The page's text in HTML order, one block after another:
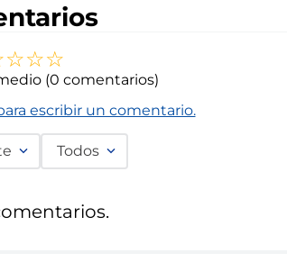
☆☆☆
(0 comentarios)
escribir un comentario.
Todos